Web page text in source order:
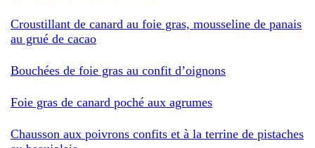
Croustillant de canard au foie gras, mousseline de panais
au grué de cacao
Bouchées de foie gras au confit d’oignons
Foie gras de canard poché aux agrumes
Chausson aux poivrons confits et à la terrine de pistaches